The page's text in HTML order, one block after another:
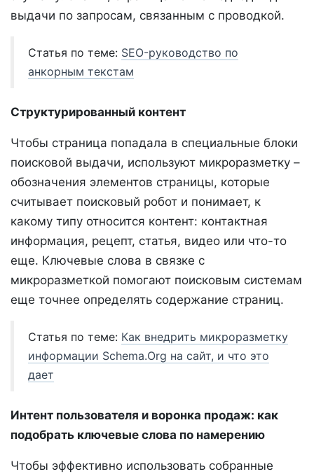
выдачи по запросам, связанным с проводкой.
Статья по теме: SEO-руководство по
анкорным текстам
Структурированный контент
Чтобы страница попадала в специальные блоки
поисковой выдачи, используют микроразметку –
обозначения элементов страницы, которые
считывает поисковый робот и понимает, к
какому типу относится контент: контактная
информация, рецепт, статья, видео или что-то
еще. Ключевые слова в связке с
микроразметкой помогают поисковым системам
еще точнее определять содержание страниц.
Статья по теме: Как внедрить микроразметку
информации Schema.Org на сайт, и что это
дает
Интент пользователя и воронка продаж: как
подобрать ключевые слова по намерению
Чтобы эффективно использовать собранные